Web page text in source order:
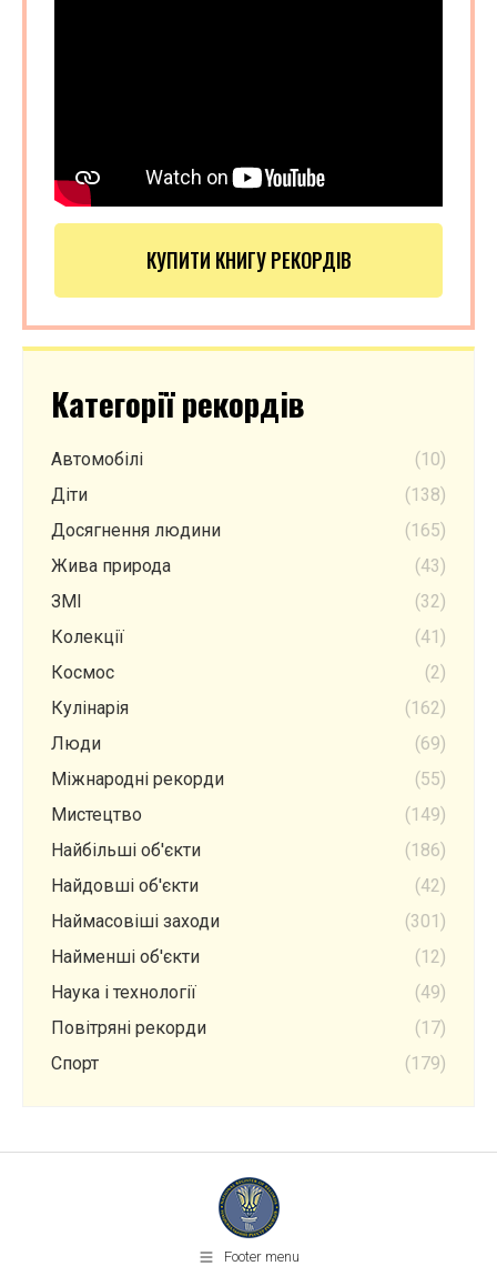
КУПИТИ КНИГУ РЕКОРДІВ
Категорії рекордів
Автомобілі
(10)
Діти
(138)
Досягнення людини
(165)
Жива природа
(43)
ЗМІ
(32)
Колекції
(41)
Космос
(2)
Кулінарія
(162)
Люди
(69)
Міжнародні рекорди
(55)
Мистецтво
(149)
Найбільші об'єкти
(186)
Найдовші об'єкти
(42)
Наймасовіші заходи
(301)
Найменші об'єкти
(12)
Наука і технології
(49)
Повітряні рекорди
(17)
Спорт
(179)
Footer menu